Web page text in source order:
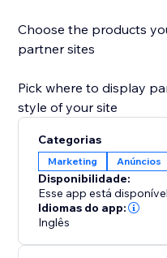
Choose the products
partner sites
Pick where to display
style of your site
Categorias
Marketing Anúncios
Disponibilidade:
Esse app está
Idiomas do app:
Inglês